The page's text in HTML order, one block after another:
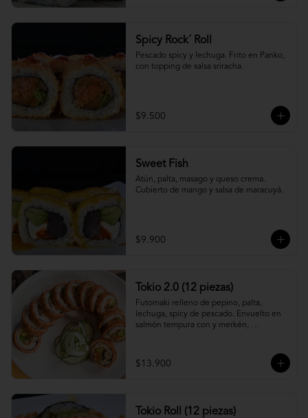
Spicy Rock´ Roll
Pescado spicy y lechuga. Frito en Panko,
con topping de salsa sriracha.
$9.500
Sweet Fish
Atún, palta, masago y queso crema.
Cubierto de mango y salsa de maracuyá.
$9.900
Tokio 2.0 (12 piezas)
Futomaki relleno de pepino, palta,
lechuga, spicy de pescado. Envuelto en
salmón tempura con y merkén,
$13.900
Tokio Roll (12 piezas)